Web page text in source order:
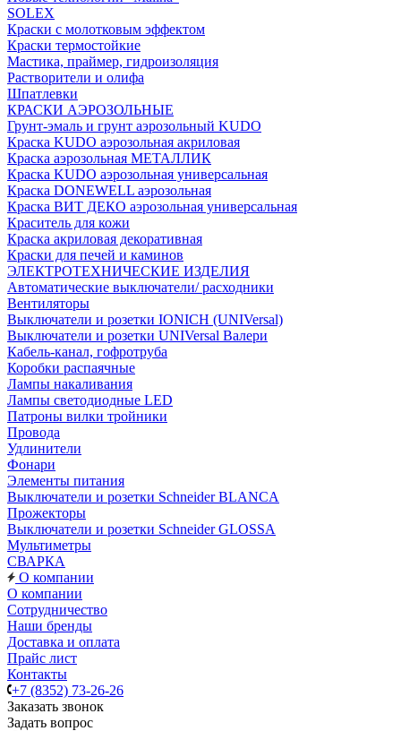
SOLEX
Краски с молотковым эффектом
Краски термостойкие
Мастика, праймер, гидроизоляция
Растворители и олифа
Шпатлевки
КРАСКИ АЭРОЗОЛЬНЫЕ
Грунт-эмаль и грунт аэрозольный KUDO
Краска KUDO аэрозольная акриловая
Краска аэрозольная МЕТАЛЛИК
Краска KUDO аэрозольная универсальная
Краска DONEWELL аэрозольная
Краска ВИТ ДЕКО аэрозольная универсальная
Краситель для кожи
Краска акриловая декоративная
Краски для печей и каминов
ЭЛЕКТРОТЕХНИЧЕСКИЕ ИЗДЕЛИЯ
Автоматические выключатели/ расходники
Вентиляторы
Выключатели и розетки IONICH (UNIVersal)
Выключатели и розетки UNIVersal Валери
Кабель-канал, гофротруба
Коробки распаячные
Лампы накаливания
Лампы светодиодные LED
Патроны вилки тройники
Провода
Удлинители
Фонари
Элементы питания
Выключатели и розетки Schneider BLANCA
Прожекторы
Выключатели и розетки Schneider GLOSSA
Мультиметры
СВАРКА
О компании
О компании
Сотрудничество
Наши бренды
Доставка и оплата
Прайс лист
Контакты
+7 (8352) 73-26-26
Заказать звонок
Задать вопрос